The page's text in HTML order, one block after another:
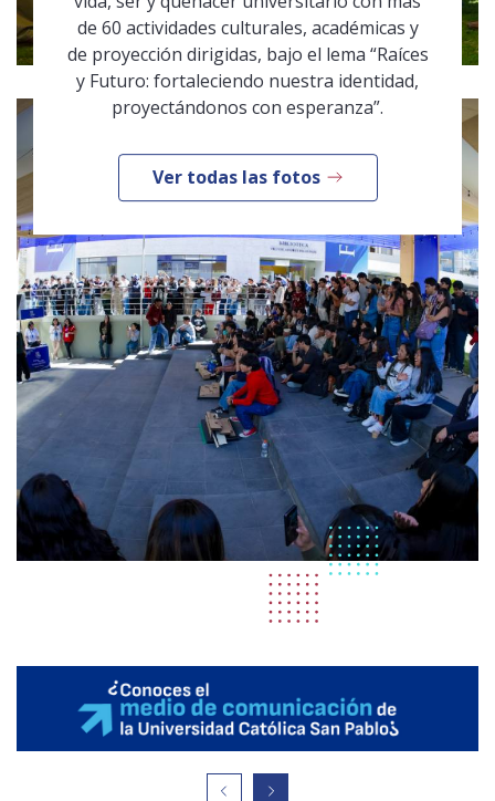
de 60 actividades culturales, académicas y
de proyección dirigidas, bajo el lema “Raíces
y Futuro: fortaleciendo nuestra identidad,
proyectándonos con esperanza”.
Ver todas las fotos